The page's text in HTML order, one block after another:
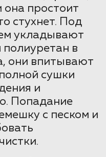
она простоит
стухнет. Под
укладывают
полиуретан в
они впитывают
сушки
и
Попадание
с песком и